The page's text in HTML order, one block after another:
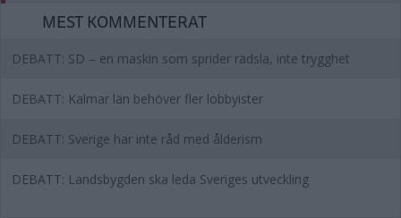
MEST KOMMENTERAT
DEBATT: SD – en maskin som sprider rädsla, inte trygghet
DEBATT: Kalmar län behöver fler lobbyister
DEBATT: Sverige har inte råd med ålderism
DEBATT: Landsbygden ska leda Sveriges utveckling